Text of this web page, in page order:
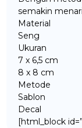
semakin
Material
Seng
Ukuran
7 x 6,5 cm
8 x 8 cm
Metode
Sablon
Decal
[html_block